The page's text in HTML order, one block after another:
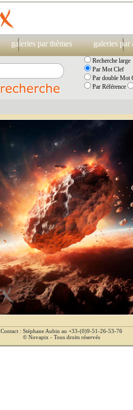
galeries par thèmes galeries par
Recherche large
Par Mot Clef
Par double Mot
Par Référence
Contact : Stéphane Aubin au +33-(0)9-51-26-53-76
© Novapix - Tous droits réservés